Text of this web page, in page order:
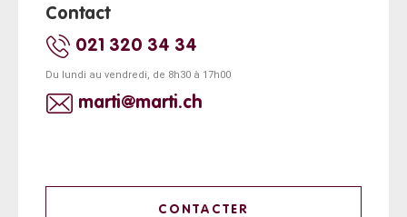
Contact
021 320 34 34
Du lundi au vendredi, de 8h30 à 17h00
marti@marti.ch
CONTACTER